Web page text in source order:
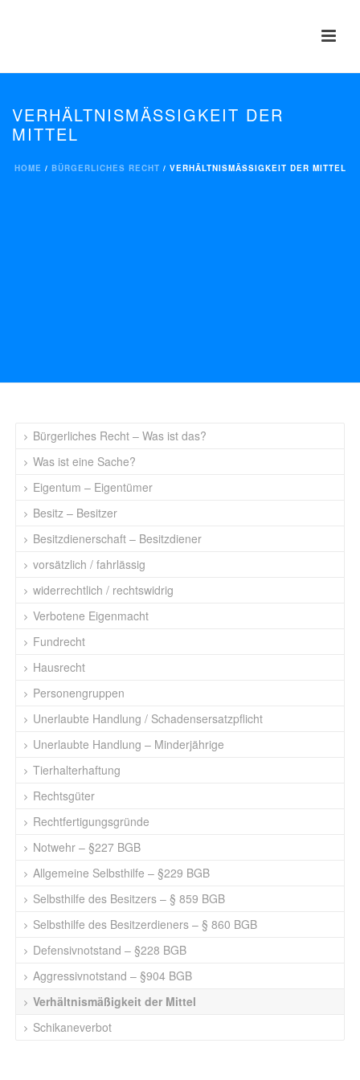
VERHÄLTNISMÄSSIGKEIT DER M
ITTEL
HOME / BÜRGERLICHES RECHT / VERHÄLTNISMÄSSIGKEIT DER MITTEL
Bürgerliches Recht – Was ist das?
Was ist eine Sache?
Eigentum – Eigentümer
Besitz – Besitzer
Besitzdienerschaft – Besitzdiener
vorsätzlich / fahrlässig
widerrechtlich / rechtswidrig
Verbotene Eigenmacht
Fundrecht
Hausrecht
Personengruppen
Unerlaubte Handlung / Schadensersatzpflicht
Unerlaubte Handlung – Minderjährige
Tierhalterhaftung
Rechtsgüter
Rechtfertigungsgründe
Notwehr – §227 BGB
Allgemeine Selbsthilfe – §229 BGB
Selbsthilfe des Besitzers – § 859 BGB
Selbsthilfe des Besitzerdieners – § 860 BGB
Defensivnotstand – §228 BGB
Aggressivnotstand – §904 BGB
Verhältnismäßigkeit der Mittel
Schikaneverbot